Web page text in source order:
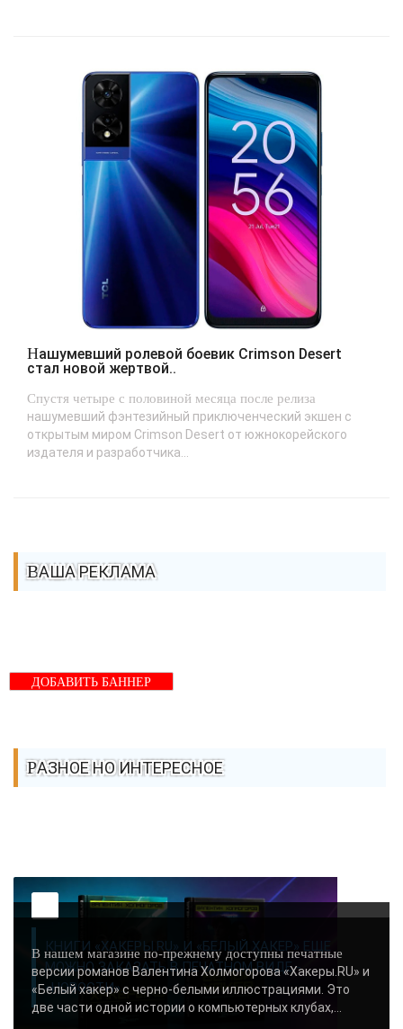
Нашумевший ролевой боевик Crimson Desert
стал новой жертвой..
Спустя четыре с половиной месяца после релиза
нашумевший фэнтезийный приключенческий экшен с
открытым миром Crimson Desert от южнокорейского
издателя и разработчика...
ВАША РЕКЛАМА
ДОБАВИТЬ БАННЕР
РАЗНОЕ НО ИНТЕРЕСНОЕ
КНИГИ «ХАКЕРЫ.RU» И «БЕЛЫЙ ХАКЕР» ЕЩЕ
МОЖНО ЗАКАЗАТЬ В ПЕЧАТНОМ ВИДЕ -
«НОВОСТИ»..
В нашем магазине по-прежнему доступны печатные
версии романов Валентина Холмогорова «Хакеры.RU» и
«Белый хакер» с черно-белыми иллюстрациями. Это
две части одной истории о компьютерных клубах,...